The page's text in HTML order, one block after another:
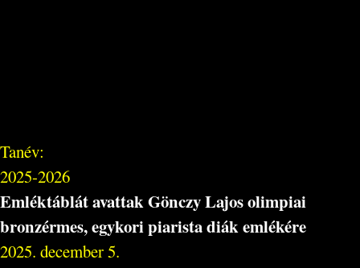
Tanév:
2025-2026
Emléktáblát avattak Gönczy Lajos olimpiai
bronzérmes, egykori piarista diák emlékére
2025. december 5.